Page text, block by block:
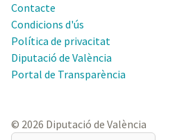
Contacte
Condicions d'ús
Política de privacitat
Diputació de València
Portal de Transparència
© 2026 Diputació de València